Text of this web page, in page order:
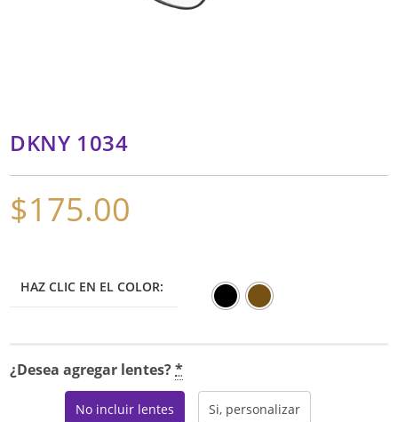
DKNY 1034
$175.00
HAZ CLIC EN EL COLOR:
¿Desea agregar lentes?*
No incluir lentes Si, personalizar